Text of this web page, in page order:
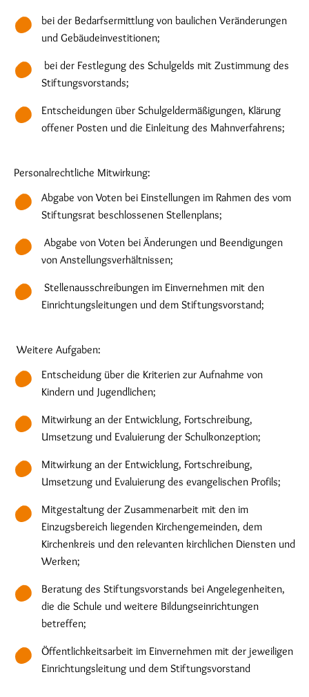
bei der Bedarfsermittlung von baulichen Veränderungen
und Gebäudeinvestitionen;
bei der Festlegung des Schulgelds mit Zustimmung des
Stiftungsvorstands;
Entscheidungen über Schulgeldermäßigungen, Klärung
offener Posten und die Einleitung des Mahnverfahrens;
Personalrechtliche Mitwirkung:
Abgabe von Voten bei Einstellungen im Rahmen des vom
Stiftungsrat beschlossenen Stellenplans;
Abgabe von Voten bei Änderungen und Beendigungen
von Anstellungsverhältnissen;
Stellenausschreibungen im Einvernehmen mit den
Einrichtungsleitungen und dem Stiftungsvorstand;
Weitere Aufgaben:
Entscheidung über die Kriterien zur Aufnahme von
Kindern und Jugendlichen;
Mitwirkung an der Entwicklung, Fortschreibung,
Umsetzung und Evaluierung der Schulkonzeption;
Mitwirkung an der Entwicklung, Fortschreibung,
Umsetzung und Evaluierung des evangelischen Profils;
Mitgestaltung der Zusammenarbeit mit den im
Einzugsbereich liegenden Kirchengemeinden, dem
Kirchenkreis und den relevanten kirchlichen Diensten und
Werken;
Beratung des Stiftungsvorstands bei Angelegenheiten,
die die Schule und weitere Bildungseinrichtungen
betreffen;
Öffentlichkeitsarbeit im Einvernehmen mit der jeweiligen
Einrichtungsleitung und dem Stiftungsvorstand